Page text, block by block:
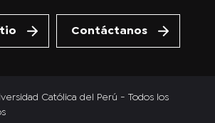
Contáctanos
Católica del Perú - Todos los